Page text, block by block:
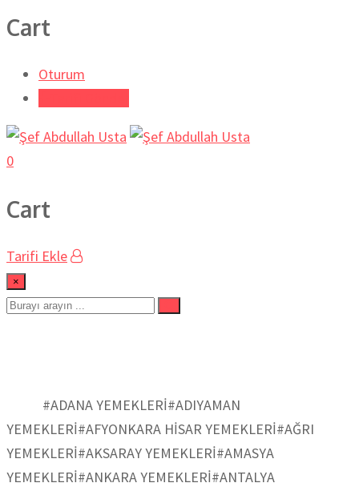
Cart
Oturum
0
Cart
Tarifi Ekle
×
#ADANA YEMEKLERİ#ADIYAMAN
YEMEKLERİ#AFYONKARA HİSAR YEMEKLERİ#AĞRI
YEMEKLERİ#AKSARAY YEMEKLERİ#AMASYA
YEMEKLERİ#ANKARA YEMEKLERİ#ANTALYA